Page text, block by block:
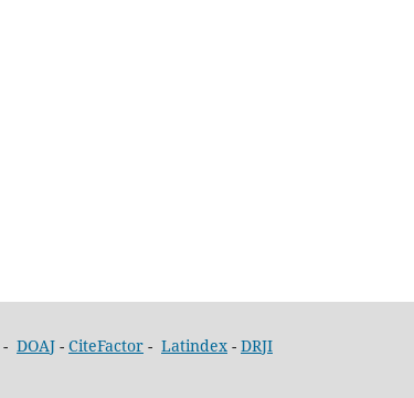
- DOAJ - CiteFactor - Latindex - DRJI